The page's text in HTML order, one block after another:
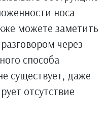
носа
можете заметить
через
способа
существует, даже
отсутствие